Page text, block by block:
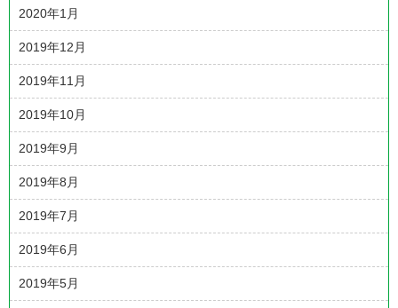
2020年1月
2019年12月
2019年11月
2019年10月
2019年9月
2019年8月
2019年7月
2019年6月
2019年5月